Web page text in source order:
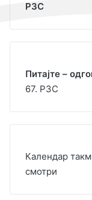
РЗС
Питајте –
67. РЗС
Календар
смотри